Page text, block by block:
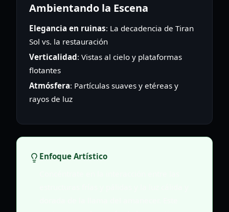
Ambientando la Escena
Elegancia en ruinas: La decadencia de Tiran
Sol vs. la restauración
Verticalidad: Vistas al cielo y plataformas
flotantes
Atmósfera: Partículas suaves y etéreas y
rayos de luz
Enfoque Artístico